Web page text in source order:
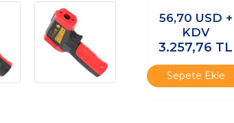
Pensampermetre
56,70 USD +
KDV
3.257,76 TL
Sepete Ekle